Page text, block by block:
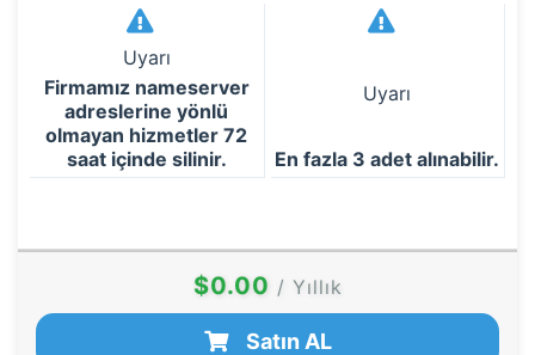
Uyarı
Firmamız nameserver
adreslerine yönlü
olmayan hizmetler 72
saat içinde silinir.
Uyarı
En fazla 3 adet alınabilir.
$0.00 / Yıllık
Satın AL